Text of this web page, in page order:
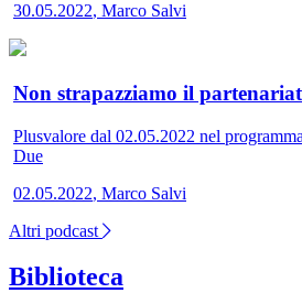
30.05.2022, Marco Salvi
Non strapazziamo il
Plusvalore dal 02.05.2022 nel
Due
02.05.2022, Marco Salvi
Altri podcast
Biblioteca